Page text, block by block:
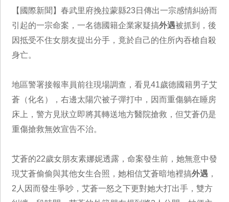
【國際新聞】春武里府挽拉蒙縣23日傳出一宗感情糾紛而
引起的一宗命案，一名德國籍企業家疑搞外遇被抓到，後
因抵受不住女朋友提出分手，竟於自己的住所內吞槍自殺
身亡。
地區警署接報率員前往現場調查，看見41歲德國籍男子艾
蒼（化名），右邊太陽穴被子彈打中，因而重傷躺在睡房
床上，警方見狀立即將其轉送地方醫院搶救，但艾蒼仍是
重傷搶救無效宣告不治。
艾蒼的22歲女朋友素娜妮透露，命案發生前，她無意中發
現艾蒼偷偷與其他女生合照，她相信艾蒼暗地裡搞外遇 ，
2人因而發生爭吵，艾蒼一怒之下更對她大打出手，雙方